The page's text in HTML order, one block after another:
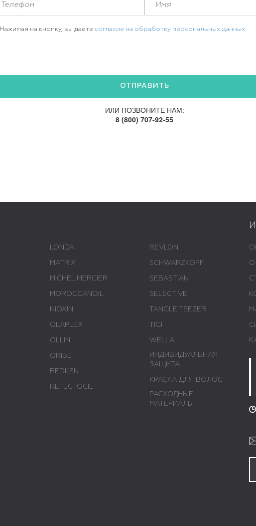
Нажимая на кнопку, вы даете согласие на обработку персональных данных
ИЛИ ПОЗВОНИТЕ НАМ:
8 (800) 707-92-55
LONDA
MATRIX
MICHEL MERCIER
MOROCCANOIL
NIOXIN
OLAPLEX
OLLIN
ORIBE
REDKEN
REFECTOCIL
REVLON
SCHWARZKOPF
SEBASTIAN
SELECTIVE
TANGLE TEEZER
TIGI
WELLA
ИНДИВИДУАЛЬНАЯ
ЗАЩИТА
КРАСКА ДЛЯ ВОЛОС
РАСХОДНЫЕ
МАТЕРИАЛЫ
О